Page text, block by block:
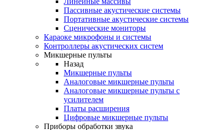
Пассивные акустические системы
Портативные акустические системы
Сценические мониторы
Караоке микрофоны и системы
Контроллеры акустических систем
Микшерные пульты
Назад
Микшерные пульты
Аналоговые микшерные пульты
Аналоговые микшерные пульты с
усилителем
Платы расширения
Цифровые микшерные пульты
Приборы обработки звука